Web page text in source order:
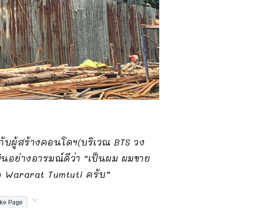
ผู้สร้างคอนโดฯ(บริเวณ BTS วง
ย่างอารมณ์ดีว่า “เป็นผม ผมขาย
Wararat Tumtuti ครับ”